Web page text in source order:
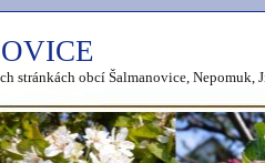
stránkách obcí Šalmanovice, Nepomuk,